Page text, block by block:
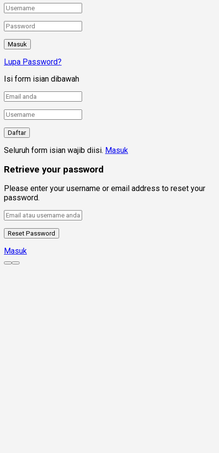
Lupa Password?
Isi form isian dibawah
Seluruh form isian wajib diisi. Masuk
Retrieve your password
Please enter your username or email address to reset your
password.
Masuk